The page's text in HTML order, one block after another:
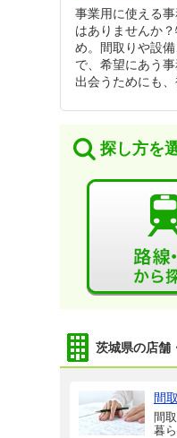
事業用に使える
はありませんか
め。間取りや設
で、希望にあう
出会うためにも
探し方を
茨城県の店舗
間
間
暮